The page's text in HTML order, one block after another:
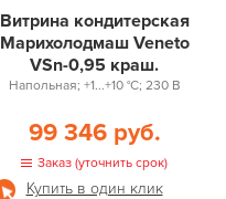
Витрина кондитерская
Марихолодмаш Veneto
VSn-0,95 краш.
Напольная; +1...+10 °С; 230 В
99 346 руб.
Заказ (уточнить срок)
Купить в один клик